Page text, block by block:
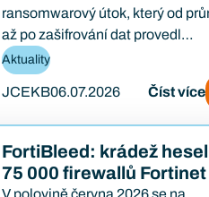
ransomwarový útok, který od
až po zašifrování dat provedl
samostatně AI agent — bez
útočníka u klávesnice. Případ…
Aktuality
JCEKB06.07.2026 Číst více
FortiBleed: krádež
75 000 firewallů Fortinet
V polovině června 2026 se na